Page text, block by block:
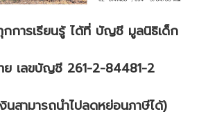
การเรียนรู้ ได้ที่ บัญชี มูลนิธิเด็ก
ย เลขบัญชี 261-2-84481-2
งินสามารถนำไปลดหย่อนภาษีได้)